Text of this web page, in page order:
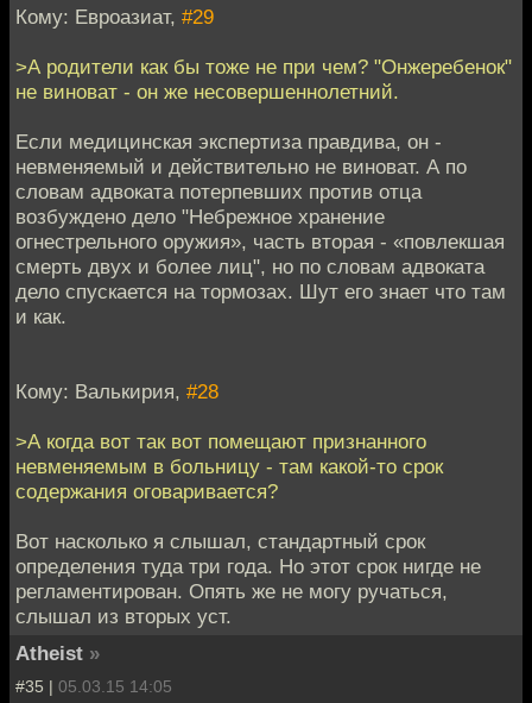
Кому: Евроазиат, #29
>А родители как бы тоже не при чем? "Онжеребенок"
не виноват - он же несовершеннолетний.
Если медицинская экспертиза правдива, он -
невменяемый и действительно не виноват. А по
словам адвоката потерпевших против отца
возбуждено дело "Небрежное хранение
огнестрельного оружия», часть вторая - «повлекшая
смерть двух и более лиц", но по словам адвоката
дело спускается на тормозах. Шут его знает что там
и как.
Кому: Валькирия, #28
>А когда вот так вот помещают признанного
невменяемым в больницу - там какой-то срок
содержания оговаривается?
Вот насколько я слышал, стандартный срок
определения туда три года. Но этот срок нигде не
регламентирован. Опять же не могу ручаться,
слышал из вторых уст.
Atheist »
#35 | 05.03.15 14:05